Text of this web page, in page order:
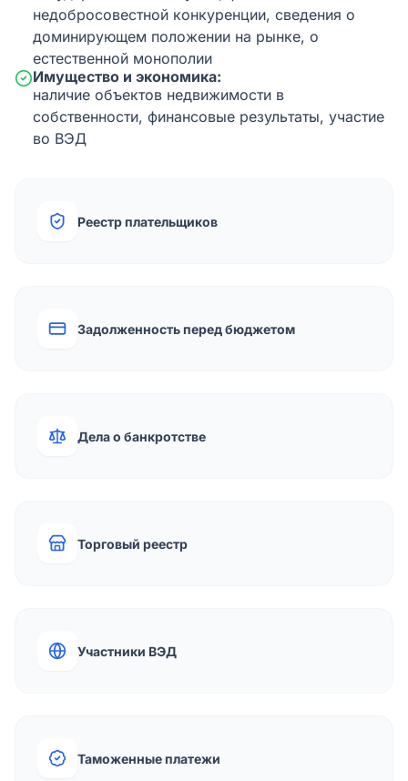
недобросовестной конкуренции, сведения о
доминирующем положении на рынке, о
естественной монополии
Имущество и экономика:
наличие объектов недвижимости в
собственности, финансовые результаты, участие
во ВЭД
Реестр плательщиков
Задолженность перед бюджетом
Дела о банкротстве
Торговый реестр
Участники ВЭД
Таможенные платежи